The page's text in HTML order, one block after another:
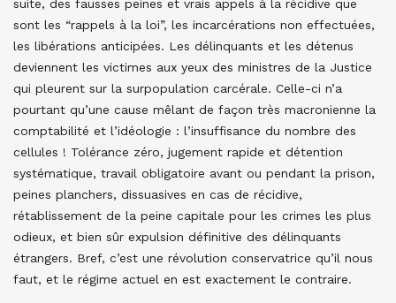
suite, des fausses peines et vrais appels à la récidive que
sont les “rappels à la loi”, les incarcérations non effectuées,
les libérations anticipées. Les délinquants et les détenus
deviennent les victimes aux yeux des ministres de la Justice
qui pleurent sur la surpopulation carcérale. Celle-ci n’a
pourtant qu’une cause mêlant de façon très macronienne la
comptabilité et l’idéologie : l’insuffisance du nombre des
cellules ! Tolérance zéro, jugement rapide et détention
systématique, travail obligatoire avant ou pendant la prison,
peines planchers, dissuasives en cas de récidive,
rétablissement de la peine capitale pour les crimes les plus
odieux, et bien sûr expulsion définitive des délinquants
étrangers. Bref, c’est une révolution conservatrice qu’il nous
faut, et le régime actuel en est exactement le contraire.